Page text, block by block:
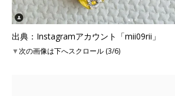
出典：Instagramアカウント「mii09rii」
▼次の画像は下へスクロール (3/6)